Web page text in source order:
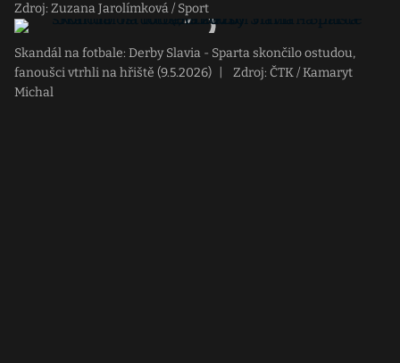
Zdroj: Zuzana Jarolímková / Sport
Skandál na fotbale: Derby Slavia - Sparta skončilo ostudou,
fanoušci vtrhli na hřiště (9.5.2026)
Zdroj: ČTK / Kamaryt
Michal